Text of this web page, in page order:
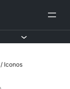
/ Iconos